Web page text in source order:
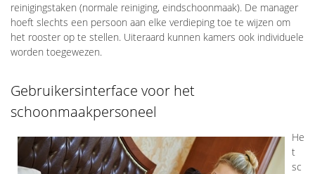
reinigingstaken (normale reiniging, eindschoonmaak). De manager
hoeft slechts een persoon aan elke verdieping toe te wijzen om
het rooster op te stellen. Uiteraard kunnen kamers ook individuele
worden toegewezen.
Gebruikersinterface voor het
schoonmaakpersoneel
He
t
sc